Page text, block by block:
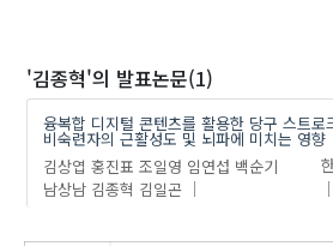
'김종혁'의 발표논문(1)
융복합 디지털 콘텐츠를 활용한 당구 스트로
비숙련자의 근활성도 및 뇌파에 미치는 영향
김상엽 홍진표 조일영 임연섭 백순기
남상남 김종혁 김일곤